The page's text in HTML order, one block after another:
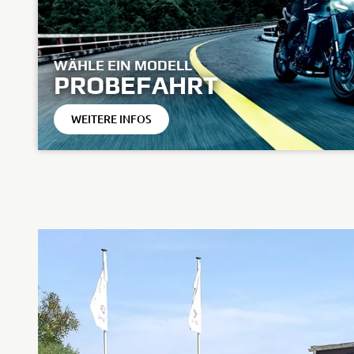
WÄHLE EIN MODELL
PROBEFAHRT
WEITERE INFOS